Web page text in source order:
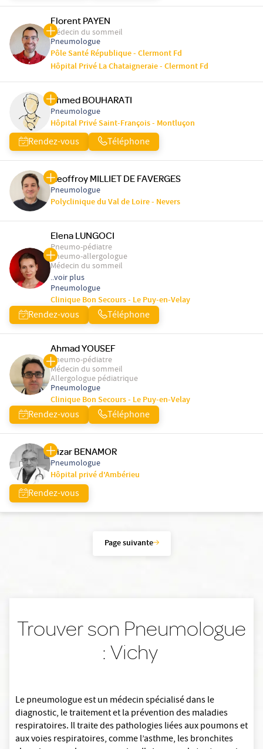
Florent PAYEN
Médecin du sommeil
Pneumologue
Pôle Santé République - Clermont Fd
Hôpital Privé La Chataigneraie - Clermont Fd
Ahmed BOUHARATI
Pneumologue
Hôpital Privé Saint-François - Montluçon
Rendez-vous Téléphone
Geoffroy MILLIET DE FAVERGES
Pneumologue
Polyclinique du Val de Loire - Nevers
Elena LUNGOCI
Pneumo-pédiatre
Pneumo-allergologue
Médecin du sommeil
..voir plus
Pneumologue
Clinique Bon Secours - Le Puy-en-Velay
Rendez-vous Téléphone
Ahmad YOUSEF
Pneumo-pédiatre
Médecin du sommeil
Allergologue pédiatrique
Pneumologue
Clinique Bon Secours - Le Puy-en-Velay
Rendez-vous Téléphone
Nizar BENAMOR
Pneumologue
Hôpital privé d'Ambérieu
Rendez-vous
Page suivante
Trouver son Pneumologue
: Vichy
Le pneumologue est un médecin spécialisé dans le
diagnostic, le traitement et la prévention des maladies
respiratoires. Il traite des pathologies liées aux poumons et
aux voies respiratoires, comme l’asthme, les bronchites